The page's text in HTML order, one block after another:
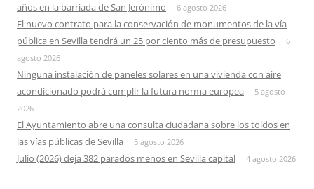
años en la barriada de San Jerónimo
6 agosto 2026
El nuevo contrato para la conservación de monumentos de la vía
pública en Sevilla tendrá un 25 por ciento más de presupuesto
6
agosto 2026
Ninguna instalación de paneles solares en una vivienda con aire
acondicionado podrá cumplir la futura norma europea
5 agosto
2026
El Ayuntamiento abre una consulta ciudadana sobre los toldos en
las vías públicas de Sevilla
5 agosto 2026
Julio (2026) deja 382 parados menos en Sevilla capital 4 agosto 2026